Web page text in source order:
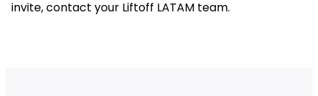
invite, contact your Liftoff LATAM team.